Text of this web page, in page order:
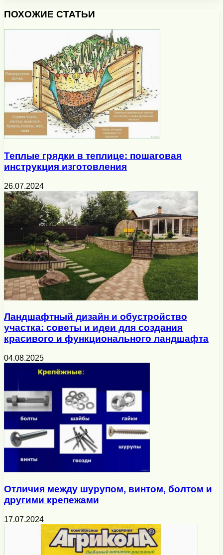
ПОХОЖИЕ СТАТЬИ
Теплые грядки в теплице: пошаговая
инструкция изготовления
26.07.2024
Ландшафтный дизайн и обустройство
участка: советы и идеи для создания
красивого и функционального ландшафта
04.08.2025
Отличия между шурупом, винтом, болтом и
другими крепежами
17.07.2024